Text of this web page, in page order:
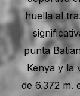
huella al
punta
Kenya y la
de 6.372 m.